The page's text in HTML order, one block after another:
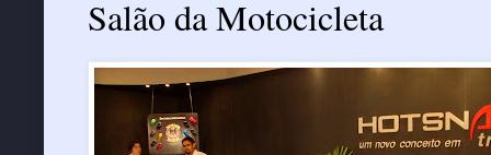
Salão da Motocicleta